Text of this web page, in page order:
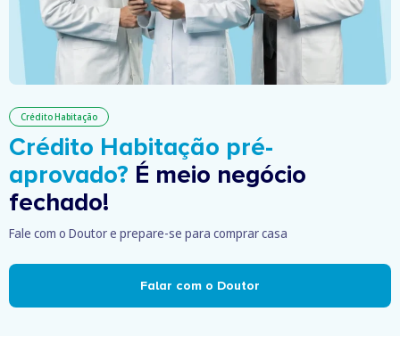
Crédito Habitação
Crédito Habitação pré-
aprovado? É meio negócio
fechado!
Fale com o Doutor e prepare-se para comprar casa
Falar com o Doutor